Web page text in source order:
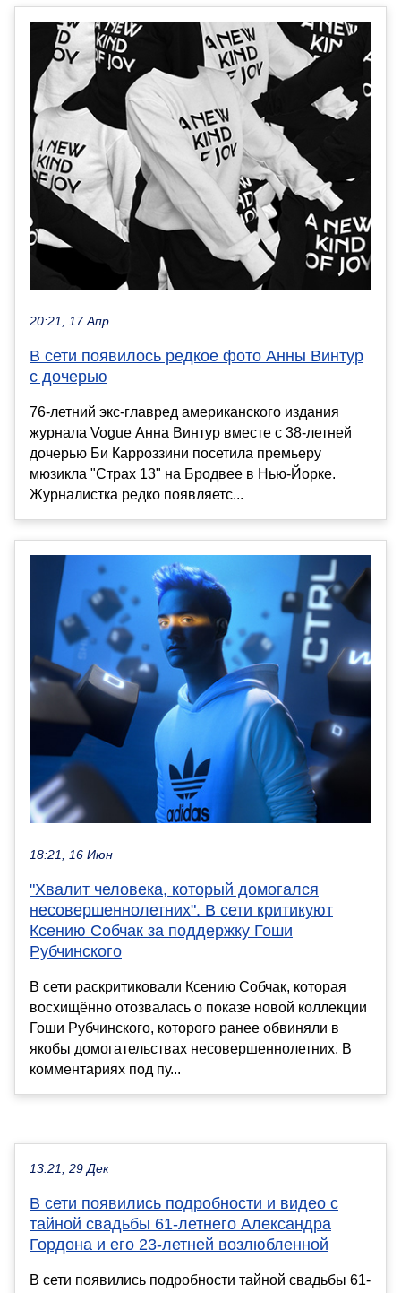
20:21, 17 Апр
В сети появилось редкое фото Анны Винтур
с дочерью
76-летний экс-главред американского издания
журнала Vogue Анна Винтур вместе с 38-летней
дочерью Би Карроззини посетила премьеру
мюзикла "Страх 13" на Бродвее в Нью-Йорке.
Журналистка редко появляетс...
18:21, 16 Июн
"Хвалит человека, который домогался
несовершеннолетних". В сети критикуют
Ксению Собчак за поддержку Гоши
Рубчинского
В сети раскритиковали Ксению Собчак, которая
восхищённо отозвалась о показе новой коллекции
Гоши Рубчинского, которого ранее обвиняли в
якобы домогательствах несовершеннолетних. В
комментариях под пу...
13:21, 29 Дек
В сети появились подробности и видео с
тайной свадьбы 61-летнего Александра
Гордона и его 23-летней возлюбленной
В сети появились подробности тайной свадьбы 61-